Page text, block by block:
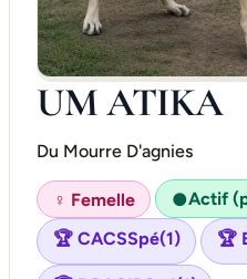
UM ATIKA
Du Mourre D'agnies
♀ Femelle ●Actif
🏆 CACSSpé(1)
🏆